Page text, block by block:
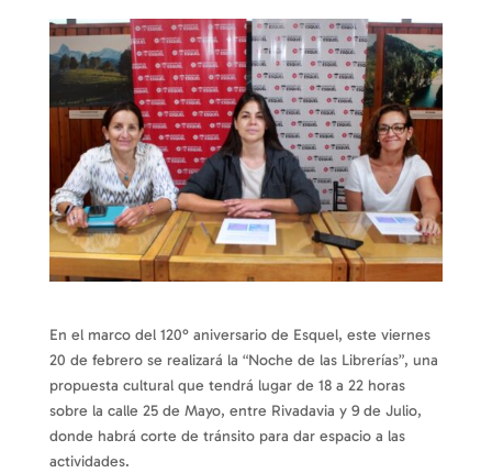
En el marco del 120° aniversario de Esquel, este viernes
20 de febrero se realizará la “Noche de las Librerías”, una
propuesta cultural que tendrá lugar de 18 a 22 horas
sobre la calle 25 de Mayo, entre Rivadavia y 9 de Julio,
donde habrá corte de tránsito para dar espacio a las
actividades.